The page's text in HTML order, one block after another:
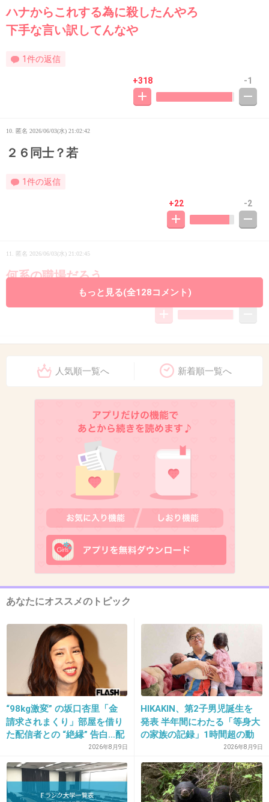
ハナからこれする為に殺したんやろ
下手な言い訳してんなや
1件の返信
+318 -1
10. 匿名 2026/06/03(水) 21:02:42
２６同士？若
1件の返信
+22 -2
11. 匿名 2026/06/03(水) 21:02:45
何系の職場だろう
+62
借金踏み倒して逆ギレして殺したのでは…
証で借金とかしないよね普通…
というかやり方手慣れてるし、単なる借金じゃ
なくて身分証盗んで勝手に借金してたとかじ
2026/06/03(水) 21:02:53
殺した後すんなりそれできるって、ヤバいやつ
じゃん
1件の返信
+160
14. 匿名2026/06/03(水) 21:02:56
他人の身分証で金貸した消費者金融もクズ
どこの会社よ
+85 -3
15. 匿名 2026/06/03(水) 21:03:06
もっと見る(全128コメント)
人気順一覧へ 新着順一覧へ
あなたにオススメのトピック
“98kg激変” の坂口杏里「金
請求されまくり」部屋を借り
た配信者との “絶縁” 告白…配
信者側は「逃げられた」荷物
放置に怒り心頭
2026年8月9日
HIKAKIN、第2子男児誕生を
発表 半年間にわたる「等身大
の家族の記録」1時間超の動
画とともに感謝伝える2026年8月9日